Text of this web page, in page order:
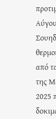
από
της
2025